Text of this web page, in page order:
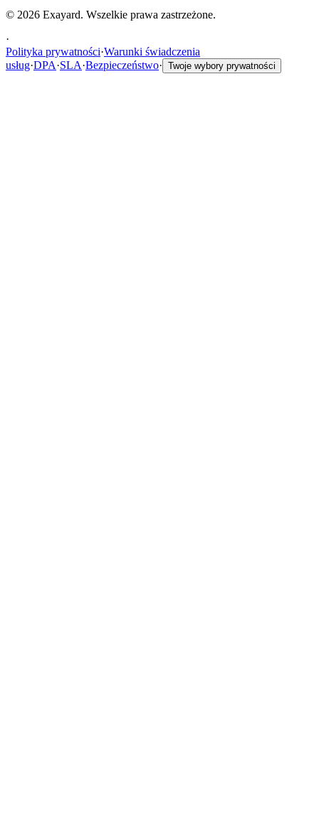
© 2026 Exayard. Wszelkie prawa zastrzeżone.
·
Polityka prywatności·Warunki świadczenia
usług·DPA·SLA·Bezpieczeństwo· Twoje wybory prywatności